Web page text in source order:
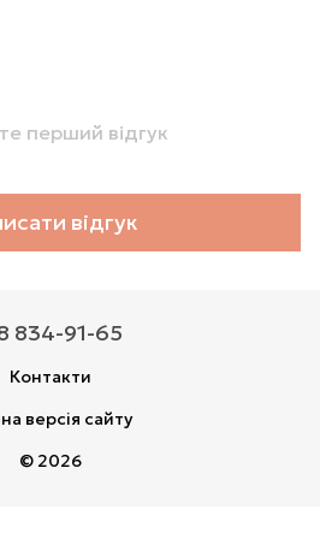
перший відгук
відгук
834-91-65
Контакти
версія сайту
© 2026